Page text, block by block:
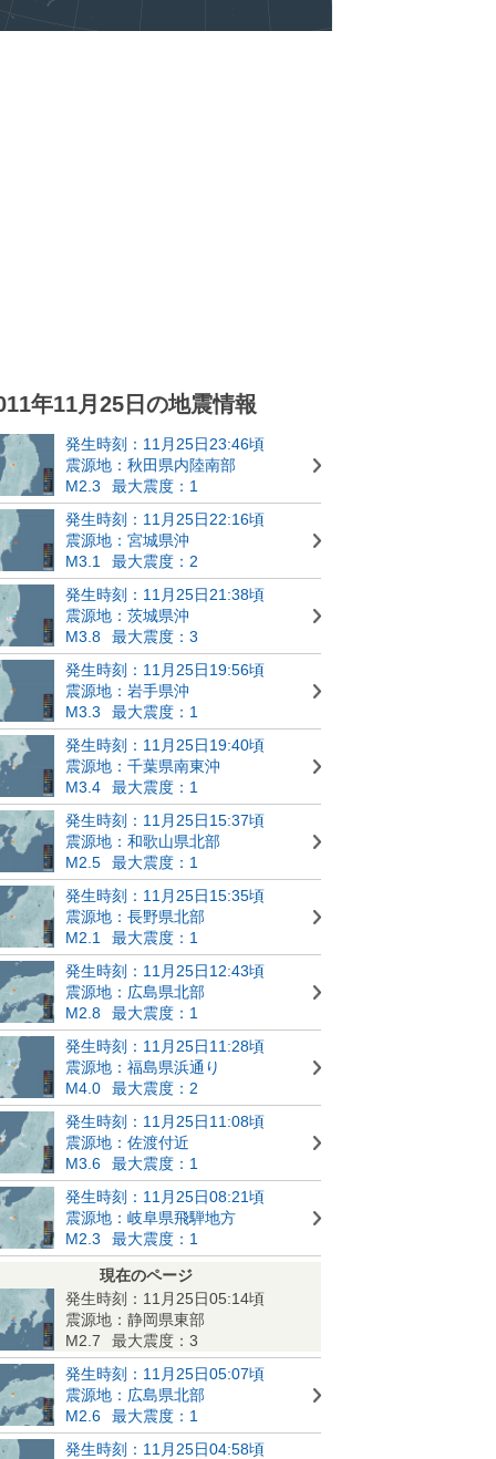
年11月25日の地震情報
発生時刻：11月25日23:46頃
震源地：秋田県内陸南部
M2.3
最大震度：1
発生時刻：11月25日22:16頃
震源地：宮城県沖
M3.1
最大震度：2
発生時刻：11月25日21:38頃
震源地：茨城県沖
M3.8
最大震度：3
発生時刻：11月25日19:56頃
震源地：岩手県沖
M3.3
最大震度：1
発生時刻：11月25日19:40頃
震源地：千葉県南東沖
M3.4
最大震度：1
発生時刻：11月25日15:37頃
震源地：和歌山県北部
M2.5
最大震度：1
発生時刻：11月25日15:35頃
震源地：長野県北部
M2.1
最大震度：1
発生時刻：11月25日12:43頃
震源地：広島県北部
M2.8
最大震度：1
発生時刻：11月25日11:28頃
震源地：福島県浜通り
M4.0
最大震度：2
発生時刻：11月25日11:08頃
震源地：佐渡付近
M3.6
最大震度：1
発生時刻：11月25日08:21頃
震源地：岐阜県飛騨地方
M2.3
最大震度：1
現在のページ
発生時刻：11月25日05:14頃
震源地：静岡県東部
M2.7
最大震度：3
発生時刻：11月25日05:07頃
震源地：広島県北部
M2.6
最大震度：1
発生時刻：11月25日04:58頃